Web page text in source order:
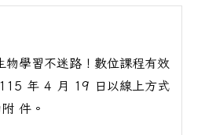
物學習不迷路！數位課程有效
年 4 月 19 日以線上方式
件。